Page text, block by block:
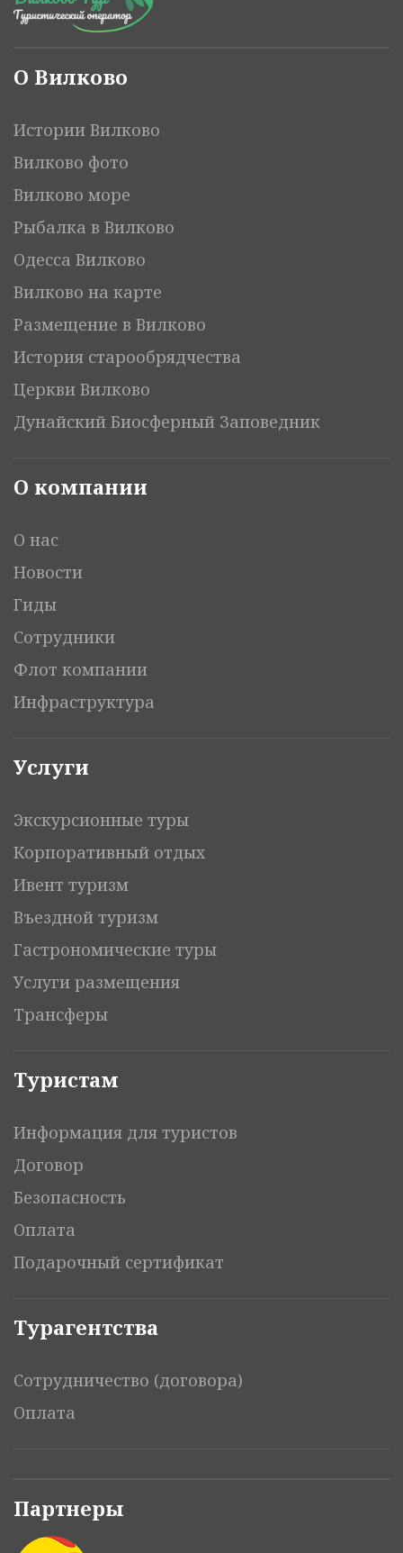
О Вилково
Истории Вилково
Вилково фото
Вилково море
Рыбалка в Вилково
Одесса Вилково
Вилково на карте
Размещение в Вилково
История старообрядчества
Церкви Вилково
Дунайский Биосферный Заповедник
О компании
О нас
Новости
Гиды
Сотрудники
Флот компании
Инфраструктура
Услуги
Экскурсионные туры
Корпоративный отдых
Ивент туризм
Въездной туризм
Гастрономические туры
Услуги размещения
Трансферы
Туристам
Информация для туристов
Договор
Безопасность
Оплата
Подарочный сертификат
Турагентства
Сотрудничество (договора)
Оплата
Партнеры